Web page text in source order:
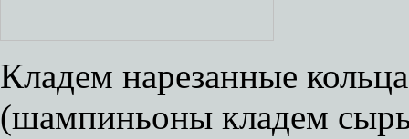
Кладем нарезанные
(шампиньоны кладем